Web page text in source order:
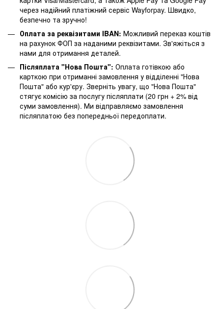
через надійний платіжний сервіс Wayforpay. Швидко,
безпечно та зручно!
Оплата за реквізитами IBAN: Можливий переказ коштів
на рахунок ФОП за наданими реквізитами. Зв'яжіться з
нами для отримання деталей.
Післяплата "Нова Пошта": Оплата готівкою або
карткою при отриманні замовлення у відділенні "Нова
Пошта" або кур'єру. Зверніть увагу, що "Нова Пошта"
стягує комісію за послугу післяплати (20 грн + 2% від
суми замовлення). Ми відправляємо замовлення
післяплатою без попередньої передоплати.